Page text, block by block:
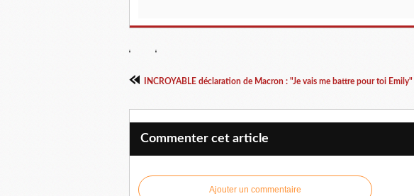
INCROYABLE déclaration de Macron : "Je vais me battre pour toi Emily"
Commenter cet article
Ajouter un commentaire